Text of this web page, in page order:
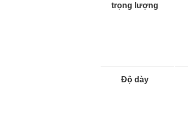
trọng lượng
Độ dày